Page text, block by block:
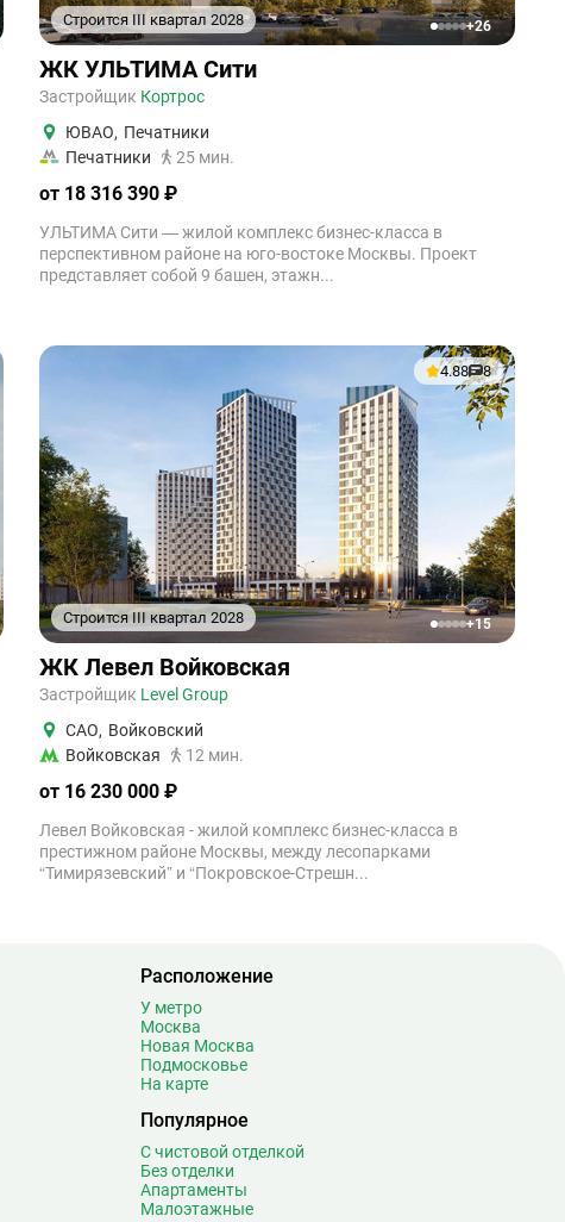
Строится III квартал 2028
12345+26
ЖК УЛЬТИМА Сити
Застройщик Кортрос
ЮВАО, Печатники
Печатники
25 мин.
от 18 316 390 ₽
УЛЬТИМА Сити — жилой комплекс бизнес-класса в
перспективном районе на юго-востоке Москвы. Проект
представляет собой 9 башен, этажн...
Строится III квартал 2028
4.88 8
12345+15
ЖК Левел Войковская
Застройщик Level Group
САО, Войковский
Войковская
12 мин.
от 16 230 000 ₽
Левел Войковская - жилой комплекс бизнес-класса в
престижном районе Москвы, между лесопарками
“Тимирязевский” и “Покровское-Стрешн...
Расположение
У метро
Москва
Новая Москва
Подмосковье
На карте
Популярное
С чистовой отделкой
Без отделки
Апартаменты
Малоэтажные